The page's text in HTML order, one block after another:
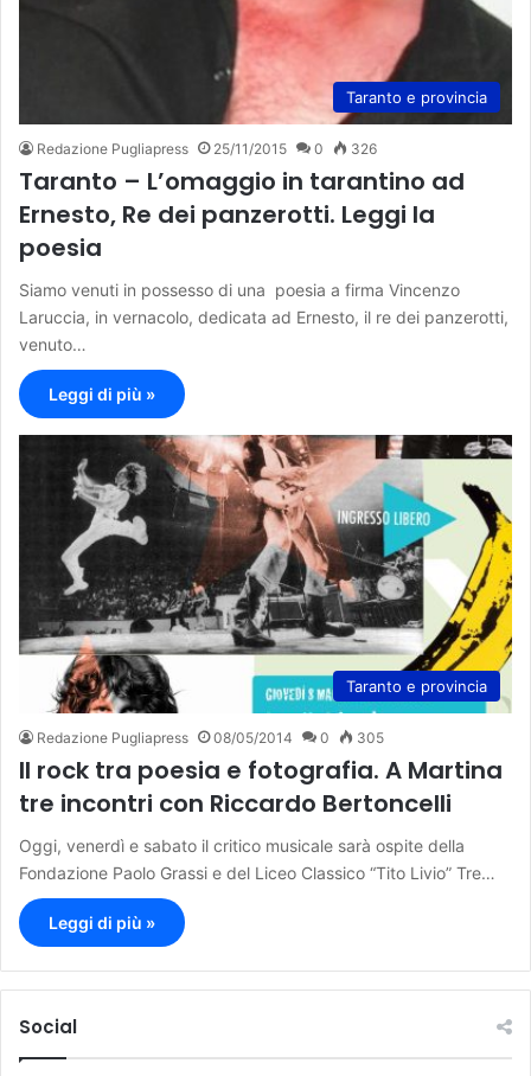
Taranto e provincia
Redazione Pugliapress 25/11/2015 0 326
Taranto – L’omaggio in tarantino ad
Ernesto, Re dei panzerotti. Leggi la
poesia
Siamo venuti in possesso di una poesia a firma Vincenzo
Laruccia, in vernacolo, dedicata ad Ernesto, il re dei panzerotti,
venuto…
Leggi di più »
Taranto e provincia
Redazione Pugliapress 08/05/2014 0 305
Il rock tra poesia e fotografia. A Martina
tre incontri con Riccardo Bertoncelli
Oggi, venerdì e sabato il critico musicale sarà ospite della
Fondazione Paolo Grassi e del Liceo Classico “Tito Livio” Tre…
Leggi di più »
Social